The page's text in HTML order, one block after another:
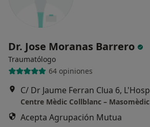
Dr. Jose Moranas Barrero
Traumatólogo
64 opiniones
Centre Mèdic Collblanc – Masomèdic
Acepta Agrupación Mutua